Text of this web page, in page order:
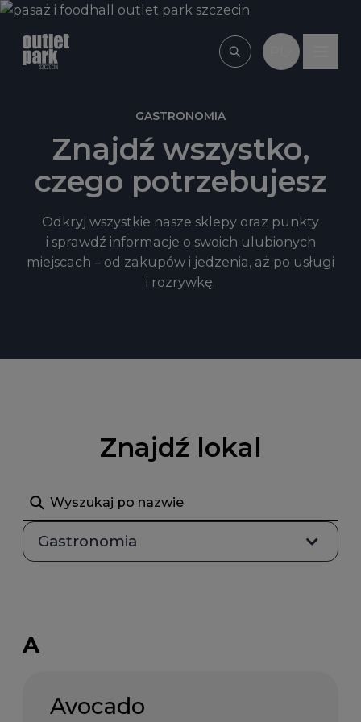
Przejdź do treści
Wpisz, czego
GASTRONOMIA
Znajdź wszystko,
czego potrzebujesz
Odkryj wszystkie nasze sklepy oraz punkty
i sprawdź informacje o swoich ulubionych
miejscach – od zakupów i jedzenia, aż po usługi
i rozrywkę.
Znajdź lokal
Szukaj
Gastronomia
A
Avocado